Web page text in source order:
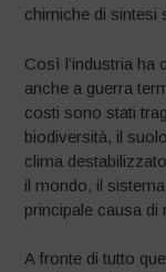
chimiche di sintesi
Così l’industria ha
anche a guerra
costi sono stati
biodiversità, il
clima
il mondo, il
principale causa di
A fronte di tutto